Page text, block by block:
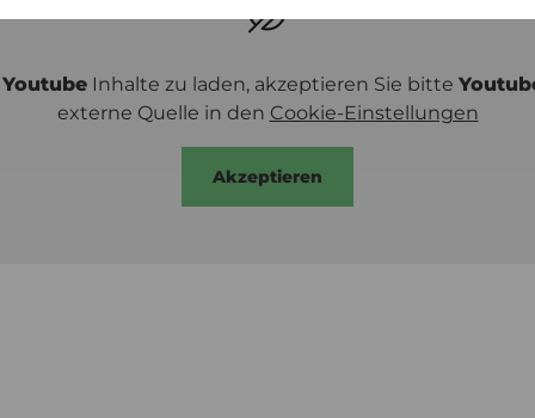
Youtube Inhalte zu laden, akzeptieren Sie bitte
externe Quelle in den Cookie-Einstellungen
Akzeptieren